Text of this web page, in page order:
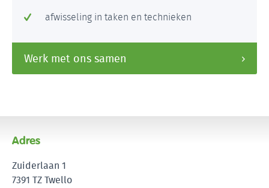
afwisseling in taken en technieken
Werk met ons samen
Adres
Zuiderlaan 1
7391 TZ Twello